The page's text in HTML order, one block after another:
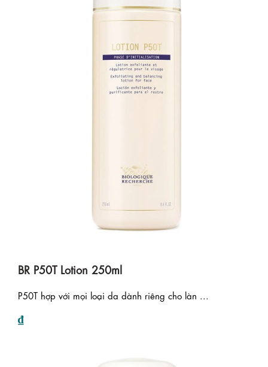
BR P50T Lotion 250ml
P50T hợp với mọi loại da dành riêng cho làn ...
₫